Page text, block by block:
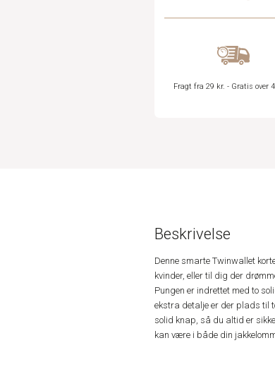
Fragt fra 29 kr. - Gratis over
Beskrivelse
Denne smarte Twinwallet
kvinder, eller til dig der
Pungen er indrettet med to
ekstra detalje er der plads til
solid knap, så du altid er
kan være i både din